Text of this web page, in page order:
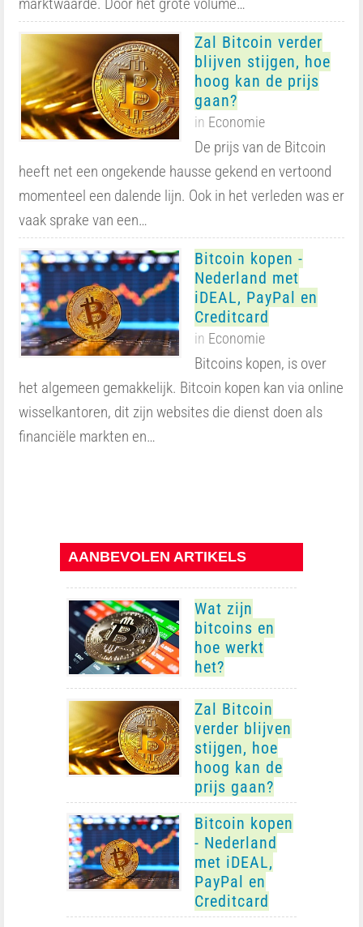
marktwaarde. Door het grote volume…
Zal Bitcoin verder
blijven stijgen, hoe
hoog kan de prijs
gaan?
in Economie
De prijs van de Bitcoin
heeft net een ongekende hausse gekend en vertoond
momenteel een dalende lijn. Ook in het verleden was er
vaak sprake van een…
Bitcoin kopen -
Nederland met
iDEAL, PayPal en
Creditcard
in Economie
Bitcoins kopen, is over
het algemeen gemakkelijk. Bitcoin kopen kan via online
wisselkantoren, dit zijn websites die dienst doen als
financiële markten en…
AANBEVOLEN ARTIKELS
Wat zijn
bitcoins en
hoe werkt
het?
Zal Bitcoin
verder blijven
stijgen, hoe
hoog kan de
prijs gaan?
Bitcoin kopen
- Nederland
met iDEAL,
PayPal en
Creditcard